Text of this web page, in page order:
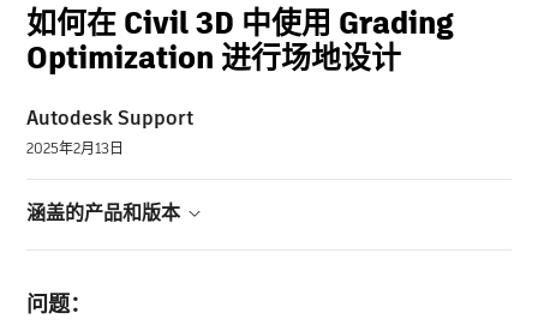
如何在 Civil 3D 中使用 Grading
Optimization 进行场地设计
Autodesk Support
2025年2月13日
涵盖的产品和版本
问题：